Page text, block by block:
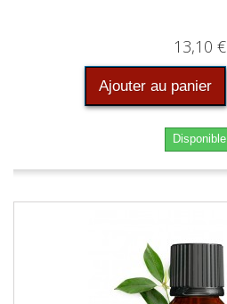
13,10 €
Ajouter au panier
Disponible